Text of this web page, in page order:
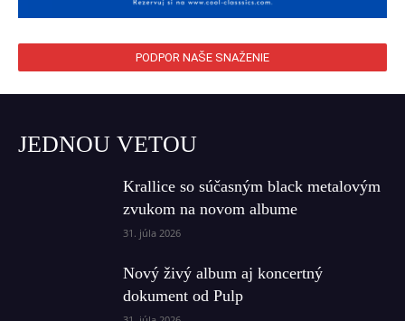
PODPOR NAŠE SNAŽENIE
JEDNOU VETOU
Krallice so súčasným black metalovým
zvukom na novom albume
31. júla 2026
Nový živý album aj koncertný
dokument od Pulp